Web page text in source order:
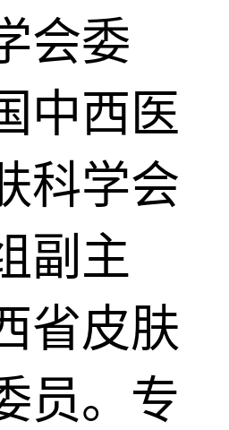
会委
中西医
科学会
副主
省皮肤
员。专